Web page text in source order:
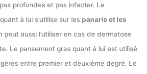
profondes et pas infecter. Le
à lui s’utilise sur les panaris et les
peut aussi l’utiliser en cas de dermatose
Le pansement gras quant à lui est utilisé
entre premier et deuxième degré. Le